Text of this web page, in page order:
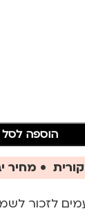
הוספה לסל
• מחיר
לזכור